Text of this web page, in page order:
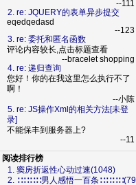
--111
2. re: JQUERY的表单异步提交
eqedqedasd
--123
3. re: 委托和匿名函数
评论内容较长,点击标题查看
--bracelet shopping
4. re: 递归查询
您好！你的在我这里怎么执行不了
啊！
--小陈
5. re: JS操作Xml的相关方法[未登
录]
不能保丰到服务器上?
--11
阅读排行榜
1. 窦房折返性心动过速(1048)
2. ∷∷∷∷男人感悟一百条∷∷∷∷(79